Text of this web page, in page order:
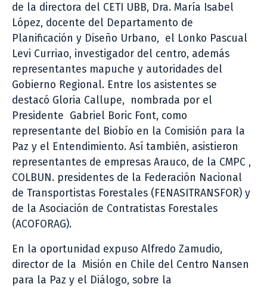
de la directora del CETI UBB, Dra. María Isabel
López, docente del Departamento de
Planificación y Diseño Urbano, el Lonko Pascual
Levi Curriao, investigador del centro, además
representantes mapuche y autoridades del
Gobierno Regional. Entre los asistentes se
destacó Gloria Callupe, nombrada por el
Presidente Gabriel Boric Font, como
representante del Biobío en la Comisión para la
Paz y el Entendimiento. Así también, asistieron
representantes de empresas Arauco, de la CMPC ,
COLBUN. presidentes de la Federación Nacional
de Transportistas Forestales (FENASITRANSFOR) y
de la Asociación de Contratistas Forestales
(ACOFORAG).
En la oportunidad expuso Alfredo Zamudio,
director de la Misión en Chile del Centro Nansen
para la Paz y el Diálogo, sobre la